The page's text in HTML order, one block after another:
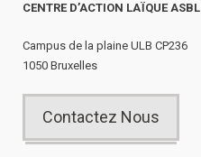
CENTRE D’ACTION LAÏQUE ASBL
Campus de la plaine ULB CP236
1050 Bruxelles
Contactez Nous